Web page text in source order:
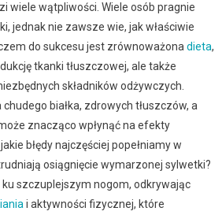
wiele wątpliwości. Wiele osób pragnie
jednak nie zawsze wie, jak właściwie
do sukcesu jest zrównoważona dieta,
tkanki tłuszczowej, ale także
składników odżywczych.
białka, zdrowych tłuszczów, a
znacząco wpłynąć na efekty
błędy najczęściej popełniamy w
osiągnięcie wymarzonej sylwetki?
szczuplejszym nogom, odkrywając
i aktywności fizycznej, które